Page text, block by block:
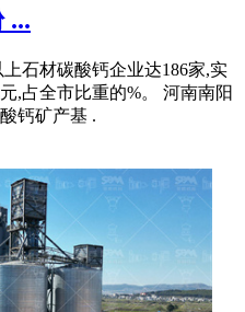
...
石材碳酸钙企业达186家,实
,占全市比重的%。 河南南阳
钙矿产基 .